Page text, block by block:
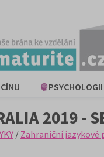
PSYCHOLOGII
2019 -
/ Zahraniční jazykové